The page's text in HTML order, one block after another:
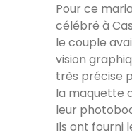
Pour ce
célébré à
le couple
vision
très précise
la maquette
leur
Ils ont fourni